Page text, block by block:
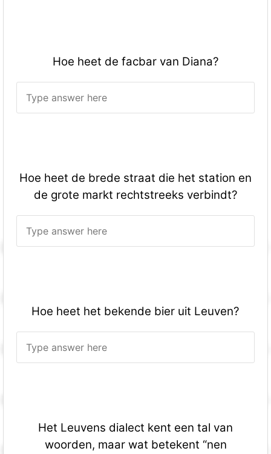
Hoe heet de facbar van Diana?
Hoe heet de brede straat die het station en
de grote markt rechtstreeks verbindt?
Hoe heet het bekende bier uit Leuven?
Het Leuvens dialect kent een tal van
woorden, maar wat betekent “nen